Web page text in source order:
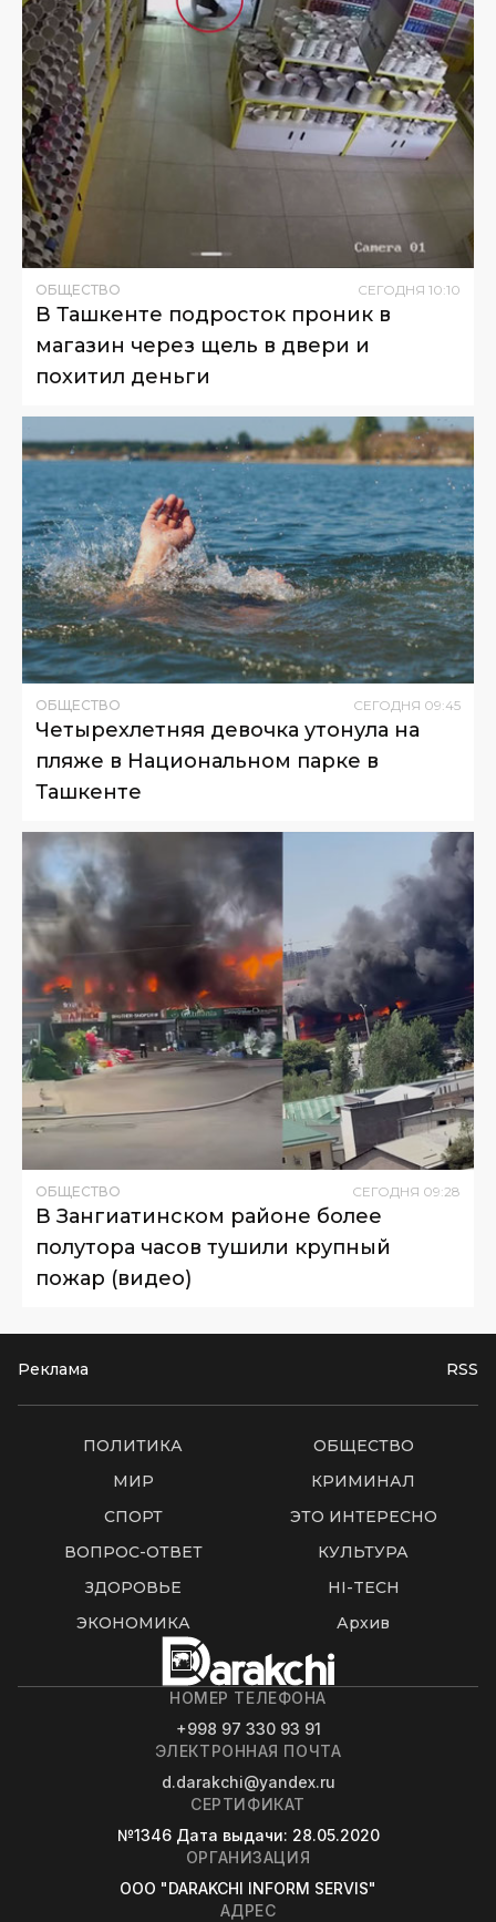
ОБЩЕСТВО СЕГОДНЯ 10:10
В Ташкенте подросток проник в
магазин через щель в двери и
похитил деньги
ОБЩЕСТВО СЕГОДНЯ 09:45
Четырехлетняя девочка утонула на
пляже в Национальном парке в
Ташкенте
ОБЩЕСТВО СЕГОДНЯ 09:28
В Зангиатинском районе более
полутора часов тушили крупный
пожар (видео)
Реклама RSS
ПОЛИТИКА
ОБЩЕСТВО
МИР
КРИМИНАЛ
СПОРТ
ЭТО ИНТЕРЕСНО
ВОПРОС-ОТВЕТ
КУЛЬТУРА
ЗДОРОВЬЕ
HI-TECH
ЭКОНОМИКА
Архив
НОМЕР ТЕЛЕФОНА
+998 97 330 93 91
ЭЛЕКТРОННАЯ ПОЧТА
d.darakchi@yandex.ru
СЕРТИФИКАТ
№1346 Дата выдачи: 28.05.2020
ОРГАНИЗАЦИЯ
OOO "DARAKCHI INFORM SERVIS"
АДРЕС